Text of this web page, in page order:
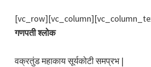
गणपती श्लोक
वक्रतुंड महाकाय सूर्यकोटी समप्रभ |